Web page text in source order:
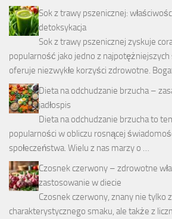
Sok z trawy pszenicznej:
detoksykacja
Sok z trawy pszenicznej zyskuje
popularność jako jedno z
oferuje niezwykłe korzyści zdrowotne.
Dieta na odchudzanie brzucha –
jadłospis
Dieta na odchudzanie brzucha to
popularności w obliczu rosnącej
społeczeństwa. Wielu z nas marzy o …
Czosnek czerwony – zdrowotne
zastosowanie w diecie
Czosnek czerwony, znany nie tylko
charakterystycznego smaku, ale także z